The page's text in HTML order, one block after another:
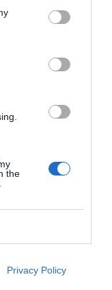
the
Privacy Policy
BUONO
SI
BUONO